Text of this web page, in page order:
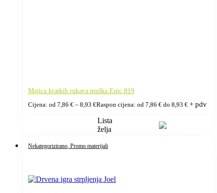
Majica kratkih rukava muška Epic 819
Cijena: od 7,86 € – 8,93 €Raspon cijena: od 7,86 € do 8,93 € + pdv
Lista
želja
Nekategorizirano , Promo materijali